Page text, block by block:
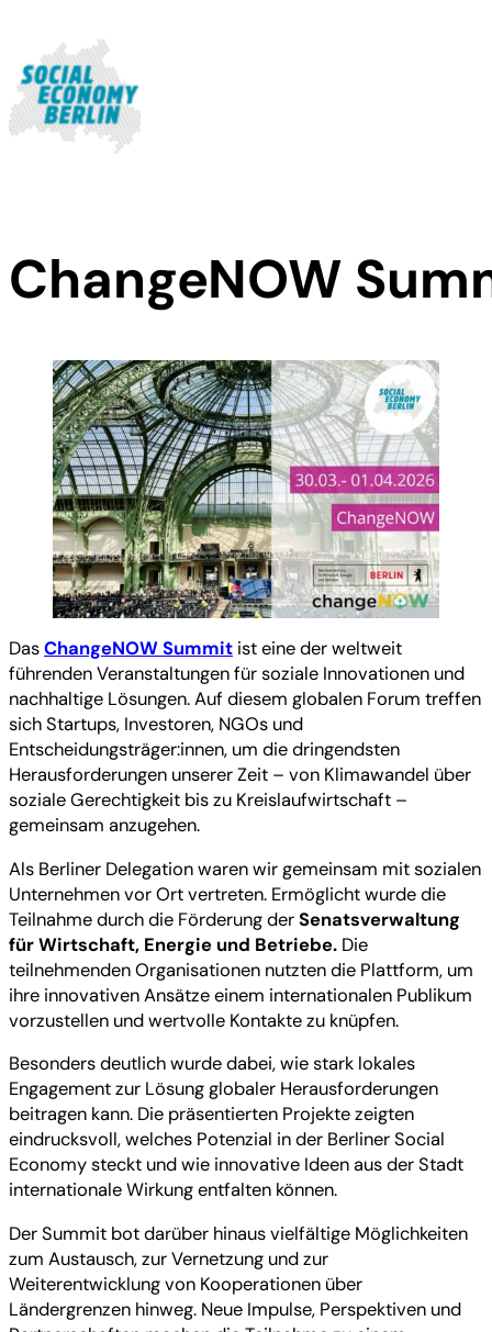
ChangeNOW
DasChangeNOW Summit ist eine der weltweit
führenden Veranstaltungen für soziale Innovationen und
nachhaltige Lösungen. Auf diesem globalen Forum treffen
sich Startups, Investoren, NGOs und
Entscheidungsträger:innen, um die dringendsten
Herausforderungen unserer Zeit – von Klimawandel über
soziale Gerechtigkeit bis zu Kreislaufwirtschaft –
gemeinsam anzugehen.
Als Berliner Delegation waren wir gemeinsam mit sozialen
Unternehmen vor Ort vertreten. Ermöglicht wurde die
Teilnahme durch die Förderung derSenatsverwaltung
für Wirtschaft, Energie und Betriebe. Die
teilnehmenden Organisationen nutzten die Plattform, um
ihre innovativen Ansätze einem internationalen Publikum
vorzustellen und wertvolle Kontakte zu knüpfen.
Besonders deutlich wurde dabei, wie stark lokales
Engagement zur Lösung globaler Herausforderungen
beitragen kann. Die präsentierten Projekte zeigten
eindrucksvoll, welches Potenzial in der Berliner Social
Economy steckt und wie innovative Ideen aus der Stadt
internationale Wirkung entfalten können.
Der Summit bot darüber hinaus vielfältige Möglichkeiten
zum Austausch, zur Vernetzung und zur
Weiterentwicklung von Kooperationen über
Ländergrenzen hinweg. Neue Impulse, Perspektiven und